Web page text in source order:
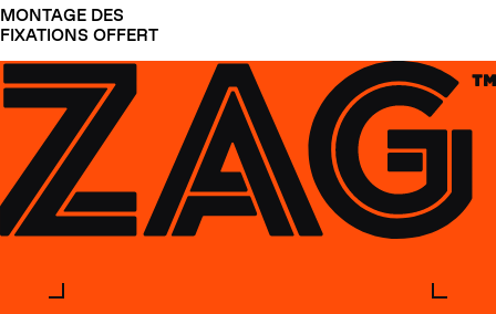
MONTAGE DES
FIXATIONS OFFERT